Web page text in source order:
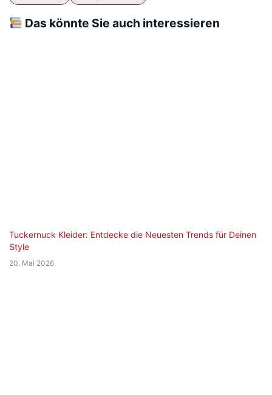
Das könnte Sie auch interessieren
Tuckernuck Kleider: Entdecke die Neuesten Trends für Deinen
Style
20. Mai 2026